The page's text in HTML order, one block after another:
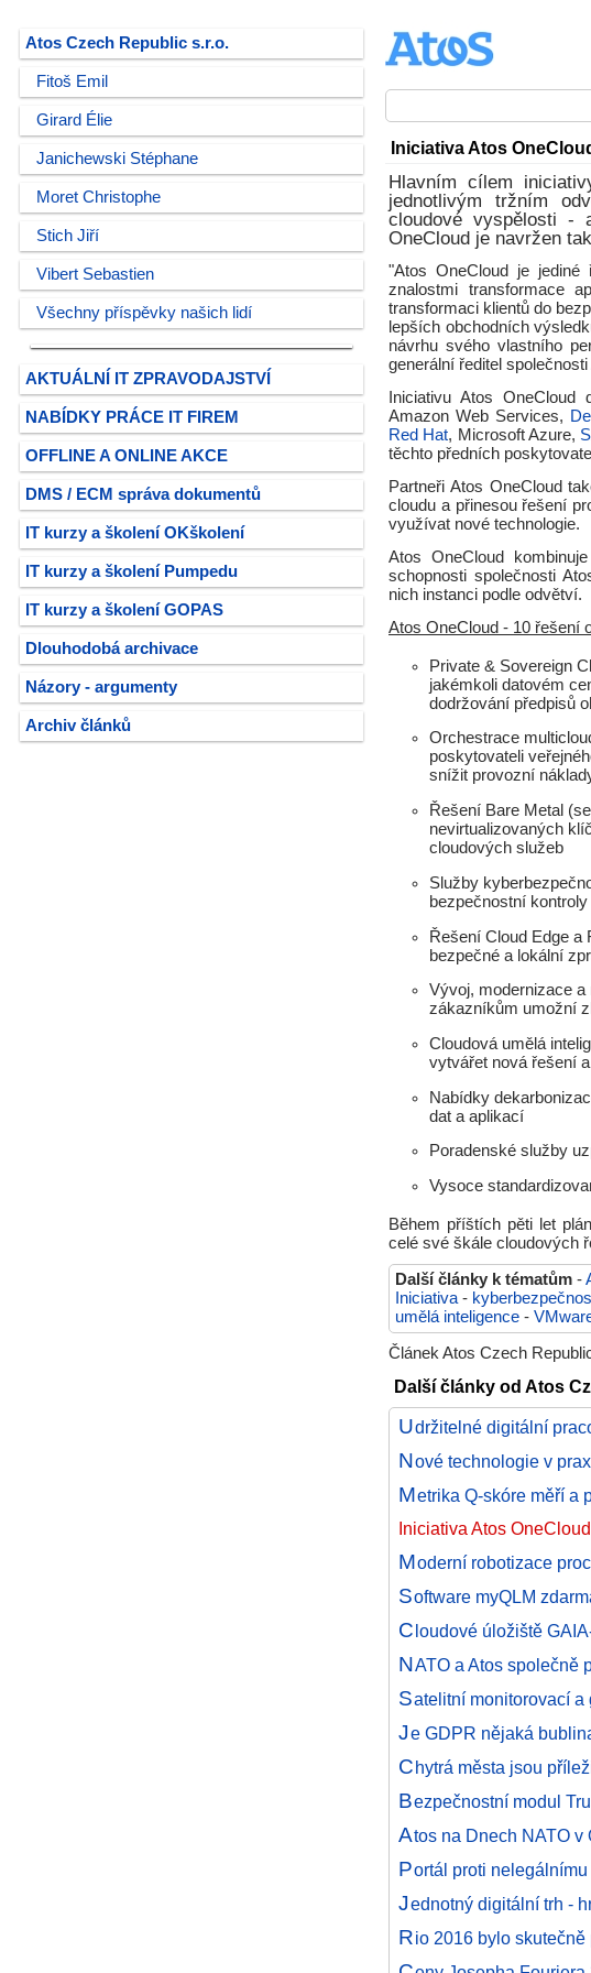
Atos Czech Republic s.r.o.
Fitoš Emil
Girard Élie
Janichewski Stéphane
Moret Christophe
Stich Jiří
Vibert Sebastien
Všechny příspěvky našich lidí
AKTUÁLNÍ IT ZPRAVODAJSTVÍ
NABÍDKY PRÁCE IT FIREM
OFFLINE A ONLINE AKCE
DMS / ECM správa dokumentů
IT kurzy a školení OKškolení
IT kurzy a školení Pumpedu
IT kurzy a školení GOPAS
Dlouhodobá archivace
Názory - argumenty
Archiv článků
Iniciativa Atos
Hlavním cílem
jednotlivým tržním
cloudové vyspělosti -
OneCloud je navržen
"Atos OneCloud je jediné
znalostmi transformace
transformaci klientů do
lepších obchodních
návrhu svého vlastního
generální ředitel společnosti
Iniciativu Atos
Amazon Web Services,
Red Hat, Microsoft Azure,
těchto předních
Partneři Atos OneCloud
cloudu a přinesou řešení
využívat nové technologie.
Atos OneCloud
schopnosti společnosti
nich instanci podle odvětví.
Atos OneCloud - 10 řešení
Private & Sovereign
jakémkoli datovém
dodržování předpisů
Orchestrace
poskytovateli
snížit provozní
Řešení Bare Metal
nevirtualizovaných
cloudových služeb
Služby
bezpečnostní
Řešení Cloud Edge
bezpečné a lokální
Vývoj, modernizace
zákazníkům umožní
Cloudová umělá
vytvářet nová řešení
Nabídky
dat a aplikací
Poradenské služby
Vysoce
Během příštích pěti let
celé své škále cloudových
Další články k tématům -
Iniciativa -
umělá inteligence -
Článek Atos Czech
Další články od Atos
Udržitelné digitální
Nové technologie v
Metrika Q-skóre měří a
Iniciativa Atos
Moderní robotizace
Software myQLM
Cloudové úložiště
NATO a Atos společně
Satelitní monitorovací a
Je GDPR nějaká
Chytrá města jsou
Bezpečnostní modul
Atos na Dnech NATO v
Portál proti
Jednotný digitální trh -
Rio 2016 bylo